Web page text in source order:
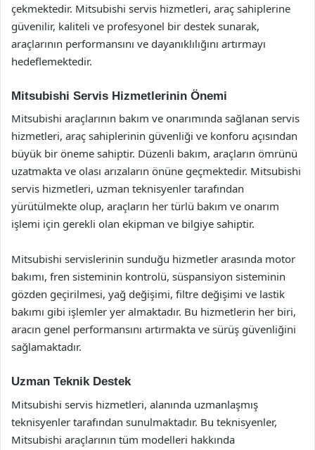
çekmektedir. Mitsubishi servis hizmetleri, araç sahiplerine
güvenilir, kaliteli ve profesyonel bir destek sunarak,
araçlarının performansını ve dayanıklılığını artırmayı
hedeflemektedir.
Mitsubishi Servis Hizmetlerinin Önemi
Mitsubishi araçlarının bakım ve onarımında sağlanan servis
hizmetleri, araç sahiplerinin güvenliği ve konforu açısından
büyük bir öneme sahiptir. Düzenli bakım, araçların ömrünü
uzatmakta ve olası arızaların önüne geçmektedir. Mitsubishi
servis hizmetleri, uzman teknisyenler tarafından
yürütülmekte olup, araçların her türlü bakım ve onarım
işlemi için gerekli olan ekipman ve bilgiye sahiptir.
Mitsubishi servislerinin sunduğu hizmetler arasında motor
bakımı, fren sisteminin kontrolü, süspansiyon sisteminin
gözden geçirilmesi, yağ değişimi, filtre değişimi ve lastik
bakımı gibi işlemler yer almaktadır. Bu hizmetlerin her biri,
aracın genel performansını artırmakta ve sürüş güvenliğini
sağlamaktadır.
Uzman Teknik Destek
Mitsubishi servis hizmetleri, alanında uzmanlaşmış
teknisyenler tarafından sunulmaktadır. Bu teknisyenler,
Mitsubishi araçlarının tüm modelleri hakkında